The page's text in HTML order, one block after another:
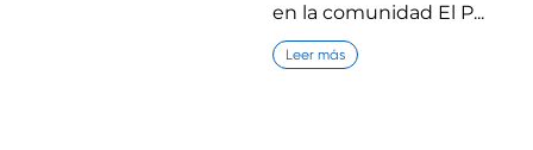
en la comunidad El P...
Leer más